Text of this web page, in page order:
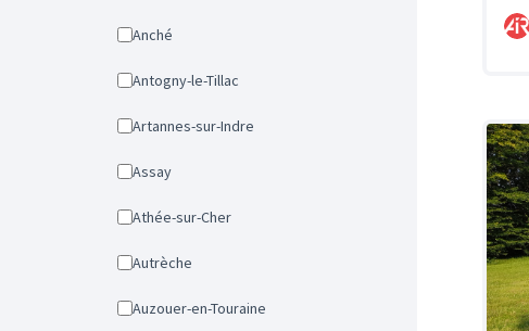
Anché
Antogny-le-Tillac
Artannes-sur-Indre
Assay
Athée-sur-Cher
Autrèche
Auzouer-en-Touraine